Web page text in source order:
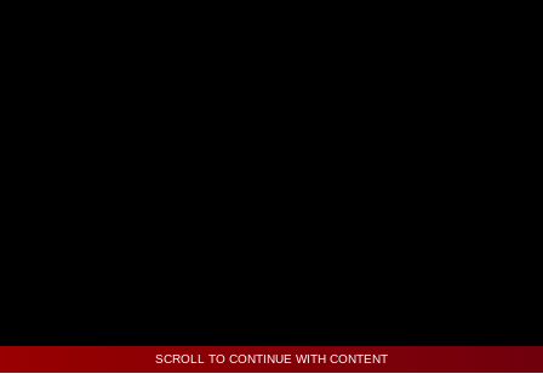
SCROLL TO CONTINUE WITH CONTENT